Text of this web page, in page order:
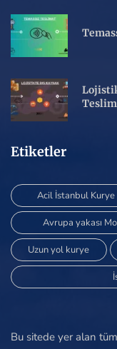
Etiketler
Acil İstanbul Kurye
Avrupa yakası
Uzun yol kurye